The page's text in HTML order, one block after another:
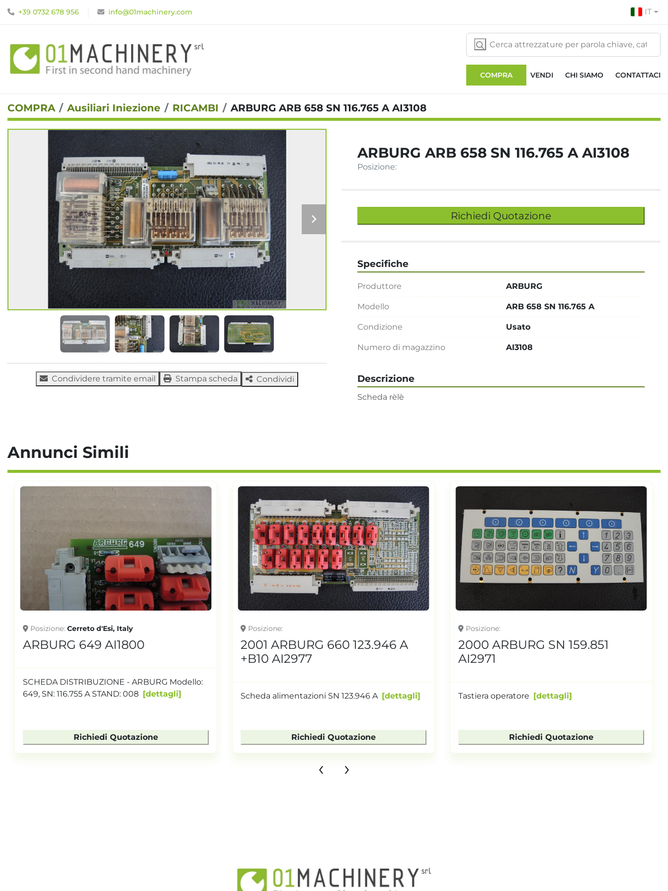
+39 0732 678 956 info@01machinery.com IT
COMPRA VENDI CHI SIAMO CONTATTACI
COMPRA Ausiliari Iniezione RICAMBI ARBURG ARB 658 SN 116.765 A AI3108
Condividere tramite email Stampa scheda Condividi
ARBURG ARB 658 SN 116.765 A AI3108
Posizione:
Richiedi Quotazione
Descrizione
Scheda rèlè
Specifiche
Produttore ARBURG
Modello ARB 658 SN 116.765 A
Condizione Usato
Numero di magazzino AI3108
Annunci Simili
Posizione Cerreto d'Esi, Italy
ARBURG 649 AI1800
SCHEDA DISTRIBUZIONE - ARBURG Modello:
649, SN: 116.755 A STAND: 008
dettagli
Richiedi Quotazione
Posizione
2001 ARBURG 660 123.946 A
+B10 AI2977
Scheda alimentazioni SN 123.946 A dettagli
Richiedi Quotazione
Posizione
2000 ARBURG SN 159.851
AI2971
Tastiera operatore dettagli
Richiedi Quotazione
‹ ›